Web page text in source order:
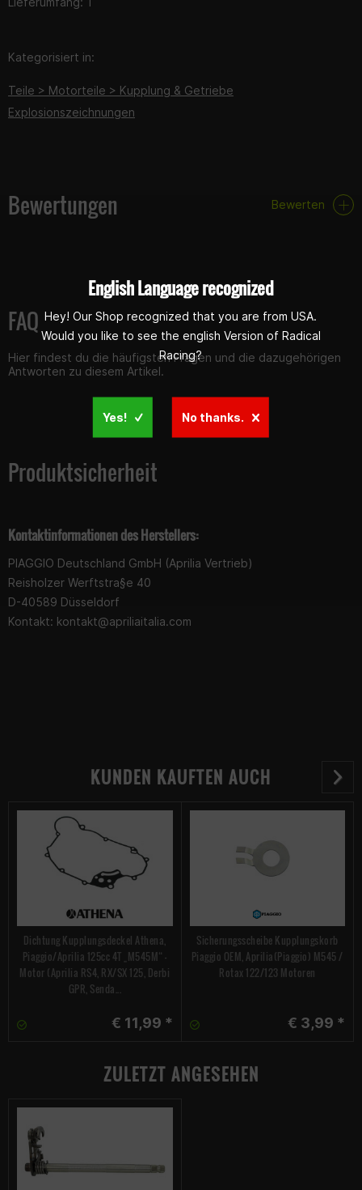
Kategorisiert in:
Teile > Motorteile > Kupplung & Getriebe
Explosionszeichnungen
Bewertungen Bewerten
FAQ
Hier findest du die häufigsten Fragen und die dazugehörigen
Antworten zu diesem Artikel.
Produktsicherheit
Kontaktinformationen des Herstellers:
PIAGGIO Deutschland GmbH (Aprilia Vertrieb)
Reisholzer Werftstra§e 40
D-40589 Düsseldorf
Kontakt: kontakt@apriliaitalia.com
KUNDEN KAUFTEN AUCH
Dichtung Kupplungsdeckel Athena,
Piaggio/Aprilia 125cc 4T „M545M“ -
Motor (Aprilia RS4, RX/SX 125, Derbi
GPR, Senda...
€ 11,99 *
Sicherungsscheibe Kupplungskorb
Piaggio OEM, Aprilia(Piaggio) M545 /
Rotax 122/123 Motoren
€ 3,99 *
ZULETZT ANGESEHEN
English Language recognized
Hey! Our Shop recognized that you are from USA.
Would you like to see the english Version of Radical
Racing?
Yes! No thanks.